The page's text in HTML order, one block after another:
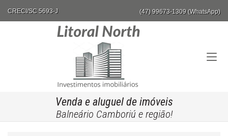
CRECI/SC 5693-J (47) 99673-1309 (WhatsApp)
Venda e aluguel de imóveis
Balneário Camboriú e região!